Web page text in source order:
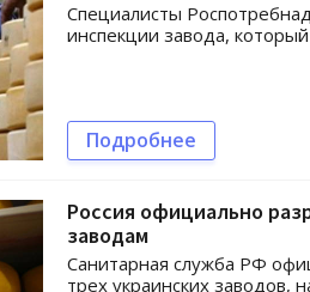
Специалисты
инспекции завода,
Подробнее
Россия официально
заводам
Санитарная служба РФ
трех украинских заводов,